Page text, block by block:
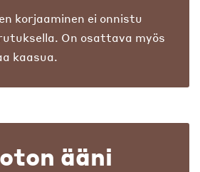
korjaaminen ei onnistu
On osattava myös
kaasua.
ääni